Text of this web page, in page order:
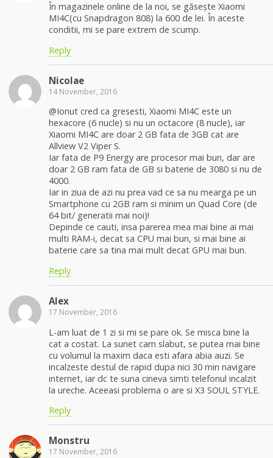
În magazinele online de la noi, se găsește Xiaomi
MI4C(cu Snapdragon 808) la 600 de lei. În aceste
conditii, mi se pare extrem de scump.
Reply
Nicolae
14 November, 2016
@Ionut cred ca gresesti, Xiaomi MI4C este un
hexacore (6 nucle) si nu un octacore (8 nucle), iar
Xiaomi MI4C are doar 2 GB fata de 3GB cat are
Allview V2 Viper S.
Iar fata de P9 Energy are procesor mai bun, dar are
doar 2 GB ram fata de GB si baterie de 3080 si nu de
4000.
Iar in ziua de azi nu prea vad ce sa nu mearga pe un
Smartphone cu 2GB ram si minim un Quad Core (de
64 bit/ generatii mai noi)!
Depinde ce cauti, insa parerea mea mai bine ai mai
multi RAM-i, decat sa CPU mai bun, si mai bine ai
baterie care sa tina mai mult decat GPU mai bun.
Reply
Alex
17 November, 2016
L-am luat de 1 zi si mi se pare ok. Se misca bine la
cat a costat. La sunet cam slabut, se putea mai bine
cu volumul la maxim daca esti afara abia auzi. Se
incalzeste destul de rapid dupa nici 30 min navigare
internet, iar dc te suna cineva simti telefonul incalzit
la ureche. Aceeasi problema o are si X3 SOUL STYLE.
Reply
Monstru
17 November, 2016